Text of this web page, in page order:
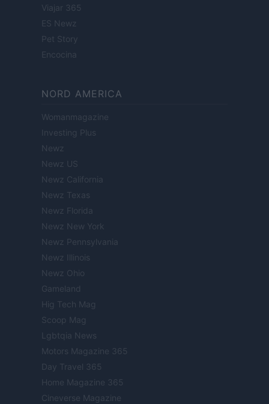
Viajar 365
ES Newz
Pet Story
Encocina
NORD AMERICA
Womanmagazine
Investing Plus
Newz
Newz US
Newz California
Newz Texas
Newz Florida
Newz New York
Newz Pennsylvania
Newz Illinois
Newz Ohio
Gameland
Hig Tech Mag
Scoop Mag
Lgbtqia News
Motors Magazine 365
Day Travel 365
Home Magazine 365
Cineverse Magazine